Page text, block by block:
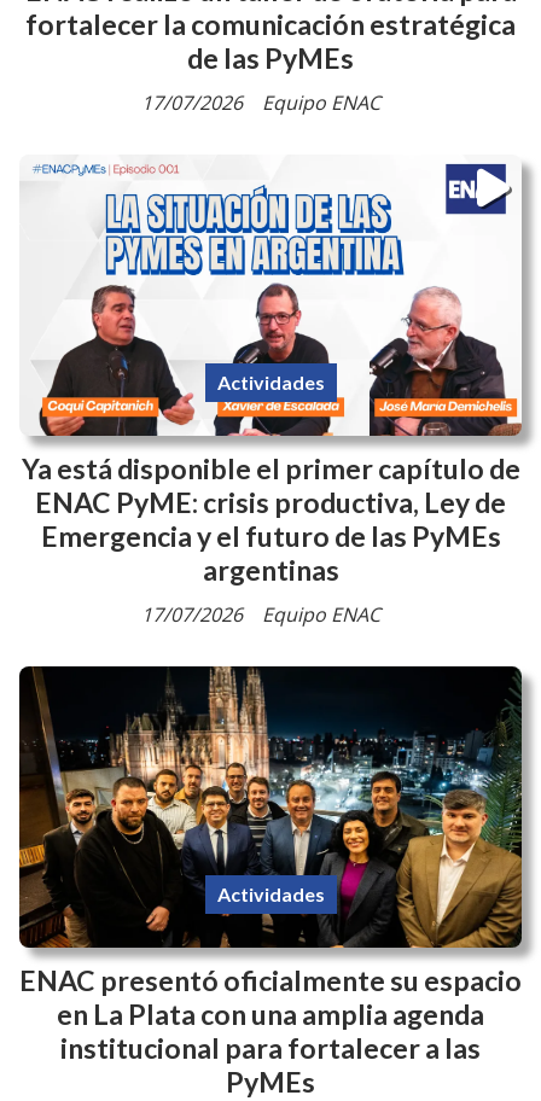
fortalecer la comunicación estratégica
de las PyMEs
Equipo ENAC
17/07/2026
Ya está disponible el primer capítulo de
ENAC PyME: crisis productiva, Ley de
Emergencia y el futuro de las PyMEs
argentinas
Equipo ENAC
Actividades
17/07/2026
ENAC presentó oficialmente su espacio
en La Plata con una amplia agenda
institucional para fortalecer a las
PyMEs
Actividades